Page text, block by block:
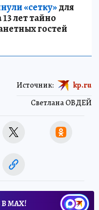
«сетку»для
лет тайно
гостей
Светлана ОВДЕЙ
Источник: kp.ru
МАХ!